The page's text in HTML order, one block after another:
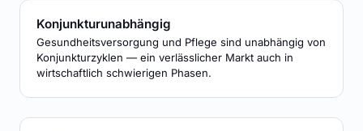
Konjunkturunabhängig
Gesundheitsversorgung und Pflege sind unabhängig von
Konjunkturzyklen — ein verlässlicher Markt auch in
wirtschaftlich schwierigen Phasen.